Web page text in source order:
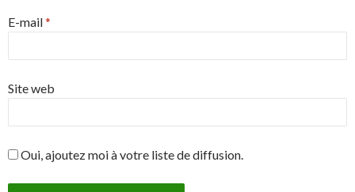
E-mail*
Site web
Oui, ajoutez moi à votre liste de diffusion.